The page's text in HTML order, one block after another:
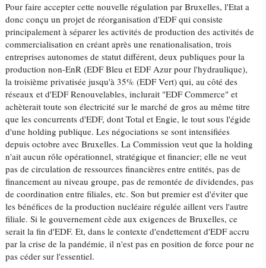
Pour faire accepter cette nouvelle régulation par Bruxelles, l'Etat a
donc conçu un projet de réorganisation d'EDF qui consiste
principalement à séparer les activités de production des activités de
commercialisation en créant après une renationalisation, trois
entreprises autonomes de statut différent, deux publiques pour la
production non-EnR (EDF Bleu et EDF Azur pour l'hydraulique),
la troisième privatisée jusqu'à 35% (EDF Vert) qui, au côté des
réseaux et d'EDF Renouvelables, inclurait "EDF Commerce" et
achèterait toute son électricité sur le marché de gros au même titre
que les concurrents d'EDF, dont Total et Engie, le tout sous l'égide
d'une holding publique. Les négociations se sont intensifiées
depuis octobre avec Bruxelles. La Commission veut que la holding
n'ait aucun rôle opérationnel, stratégique et financier; elle ne veut
pas de circulation de ressources financières entre entités, pas de
financement au niveau groupe, pas de remontée de dividendes, pas
de coordination entre filiales, etc. Son but premier est d'éviter que
les bénéfices de la production nucléaire régulée aillent vers l'autre
filiale. Si le gouvernement cède aux exigences de Bruxelles, ce
serait la fin d'EDF. Et, dans le contexte d'endettement d'EDF accru
par la crise de la pandémie, il n'est pas en position de force pour ne
pas céder sur l'essentiel.